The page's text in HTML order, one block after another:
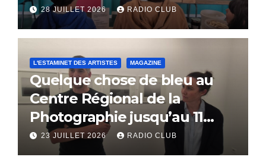
28 JUILLET 2026 RADIO CLUB
L'ESTAMINET DES ARTISTES MAGAZINE
Quelque chose de bleu au
Centre Régional de la
Photographie jusqu’au 11
octobre
23 JUILLET 2026 RADIO CLUB